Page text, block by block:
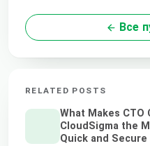
Все
RELATED POSTS
What Makes CTO
CloudSigma the
Quick and